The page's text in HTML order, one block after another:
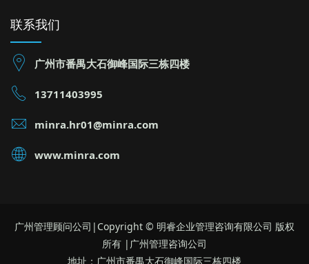
联系我们
广州市番禺大石御峰国际三栋四楼
13711403995
minra.hr01@minra.com
www.minra.com
广州管理顾问公司|Copyright © 明睿企业管理咨询有限公司 版权
所有 |广州管理咨询公司
地址：广州市番禺大石御峰国际三栋四楼